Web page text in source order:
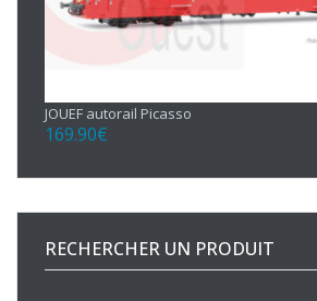
JOUEF autorail Picasso
169.90€
RECHERCHER UN PRODUIT